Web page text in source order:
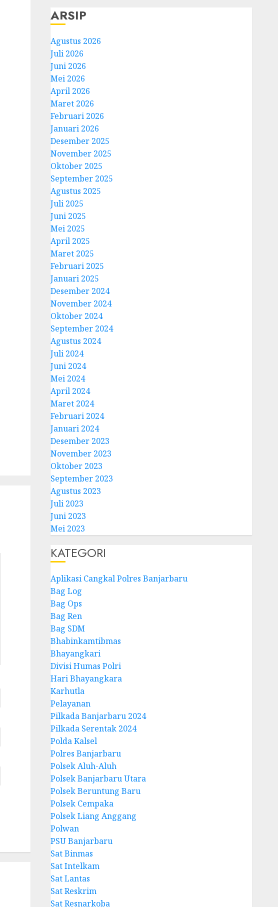
ARSIP
Agustus 2026
Juli 2026
Juni 2026
Mei 2026
April 2026
Maret 2026
Februari 2026
Januari 2026
Desember 2025
November 2025
Oktober 2025
September 2025
Agustus 2025
Juli 2025
Juni 2025
Mei 2025
April 2025
Maret 2025
Februari 2025
Januari 2025
Desember 2024
November 2024
Oktober 2024
September 2024
Agustus 2024
Juli 2024
Juni 2024
Mei 2024
April 2024
Maret 2024
Februari 2024
Januari 2024
Desember 2023
November 2023
Oktober 2023
September 2023
Agustus 2023
Juli 2023
Juni 2023
Mei 2023
KATEGORI
Aplikasi Cangkal Polres Banjarbaru
Bag Log
Bag Ops
Bag Ren
Bag SDM
Bhabinkamtibmas
Bhayangkari
Divisi Humas Polri
Hari Bhayangkara
Karhutla
Pelayanan
Pilkada Banjarbaru 2024
Pilkada Serentak 2024
Polda Kalsel
Polres Banjarbaru
Polsek Aluh-Aluh
Polsek Banjarbaru Utara
Polsek Beruntung Baru
Polsek Cempaka
Polsek Liang Anggang
Polwan
PSU Banjarbaru
Sat Binmas
Sat Intelkam
Sat Lantas
Sat Reskrim
Sat Resnarkoba